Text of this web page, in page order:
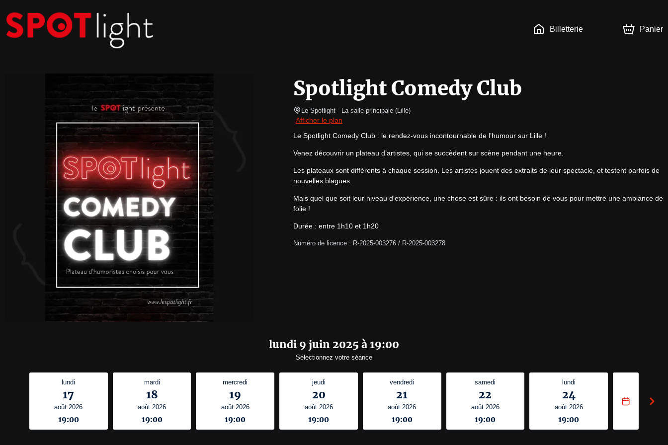
Billetterie Panier
Spotlight Comedy Club
Le Spotlight - La salle principale (Lille)
Afficher le plan
Le Spotlight Comedy Club : le rendez-vous incontournable de l’humour sur Lille !
Venez découvrir un plateau d’artistes, qui se succèdent sur scène pendant une heure.
Les plateaux sont différents à chaque session. Les artistes jouent des extraits de leur spectacle, et testent parfois de
nouvelles blagues.
Mais quel que soit leur niveau d’expérience, une chose est sûre : ils ont besoin de vous pour mettre une ambiance de
folie !
Durée : entre 1h10 et 1h20
Numéro de licence : R-2025-003276 / R-2025-003278
lundi 9 juin 2025 à 19:00
Sélectionnez votre séance
lundi
17
août 2026
19:00
mardi
18
août 2026
19:00
mercredi
19
août 2026
19:00
jeudi
20
août 2026
19:00
vendredi
21
août 2026
19:00
samedi
22
août 2026
19:00
lundi
24
août 2026
19:00